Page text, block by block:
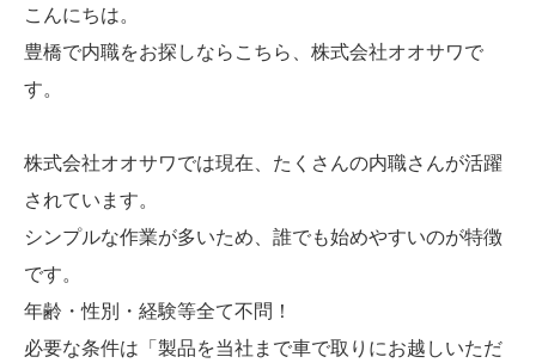
こんにちは。
豊橋で内職をお探しならこちら、株式会社オオサワで
す。
株式会社オオサワでは現在、たくさんの内職さんが活躍
されています。
シンプルな作業が多いため、誰でも始めやすいのが特徴
です。
年齢・性別・経験等全て不問！
必要な条件は「製品を当社まで車で取りにお越しいただ